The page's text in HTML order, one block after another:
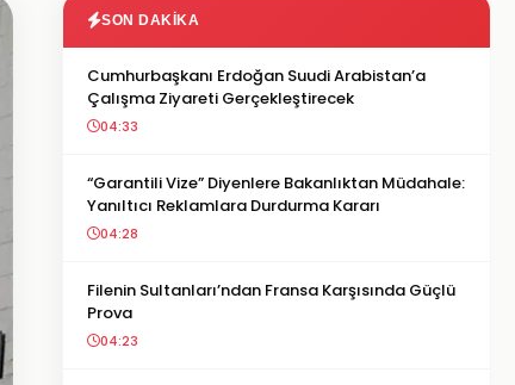
SON DAKIKA
Cumhurbaşkanı Erdoğan Suudi Arabistan’a
Çalışma Ziyareti Gerçekleştirecek
04:33
“Garantili Vize” Diyenlere Bakanlıktan Müdahale:
Yanıltıcı Reklamlara Durdurma Kararı
04:28
Filenin Sultanları’ndan Fransa Karşısında Güçlü
Prova
04:23